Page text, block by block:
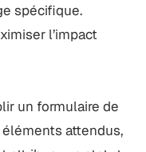
spécifique.
l’impact
un formulaire de
attendus,